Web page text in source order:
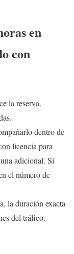
en
con
la reserva.
dentro de
licencia para
adicional. Si
el número de
la duración exacta
del tráfico.